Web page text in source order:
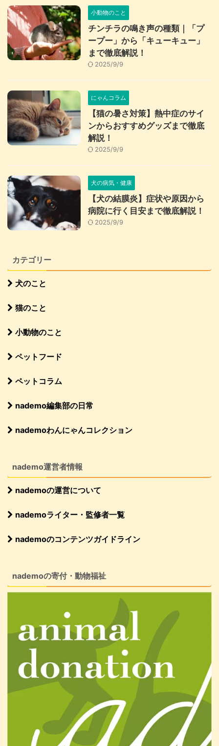
小動物のこと
チンチラの鳴き声の種類｜「プ
ープー」から「キューキュー」
まで徹底解説！
2025/9/9
にゃんコラム
【猫の暑さ対策】熱中症のサイ
ンからおすすめグッズまで徹底
解説！
2025/9/9
犬の病気・健康
【犬の結膜炎】症状や原因から
病院に行く目安まで徹底解説！
2025/9/9
カテゴリー
犬のこと
猫のこと
小動物のこと
ペットフード
ペットコラム
nademo編集部の日常
nademoわんにゃんコレクション
nademo運営者情報
nademoの運営について
nademoライター・監修者一覧
nademoのコンテンツガイドライン
nademoの寄付・動物福祉